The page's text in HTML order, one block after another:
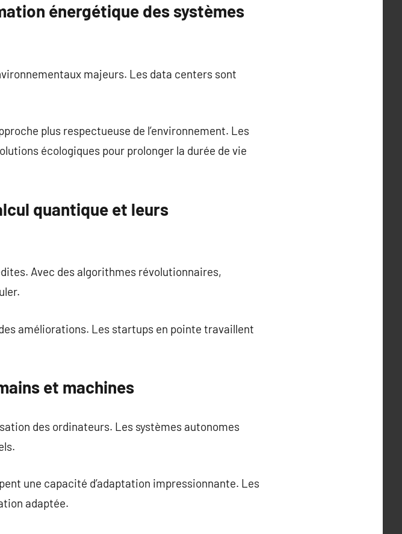
énergétique des systèmes
majeurs. Les data centers sont
plus respectueuse de l’environnement. Les
écologiques pour prolonger la durée de vie
quantique et leurs
Avec des algorithmes révolutionnaires,
améliorations. Les startups en pointe travaillent
et machines
des ordinateurs. Les systèmes autonomes
une capacité d’adaptation impressionnante. Les
adaptée.